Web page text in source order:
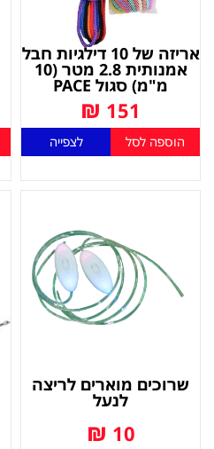
אריזה של 10 דילגיות חבל
אמנותית 2.8 מטר (10
מ"מ) סגול PACE
151
₪
הוספה לסל לצפייה
שרוכים מוארים לריצה
לנעל
10
₪